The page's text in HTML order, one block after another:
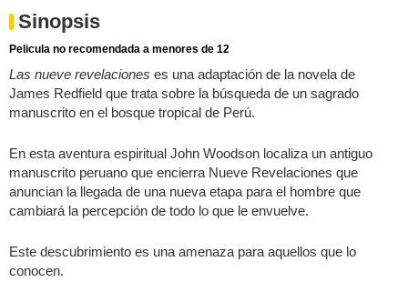
Sinopsis
Pelicula no recomendada a menores de 12
Las nueve revelaciones es una adaptación de la novela de
James Redfield que trata sobre la búsqueda de un sagrado
manuscrito en el bosque tropical de Perú.
En esta aventura espiritual John Woodson localiza un antiguo
manuscrito peruano que encierra Nueve Revelaciones que
anuncian la llegada de una nueva etapa para el hombre que
cambiará la percepción de todo lo que le envuelve.
Este descubrimiento es una amenaza para aquellos que lo
conocen.